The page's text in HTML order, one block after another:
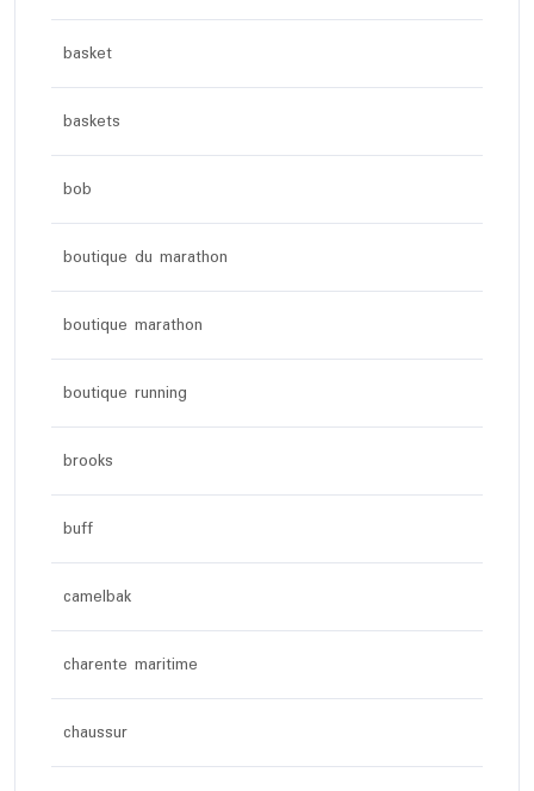
basket
baskets
bob
boutique du marathon
boutique marathon
boutique running
brooks
buff
camelbak
charente maritime
chaussur